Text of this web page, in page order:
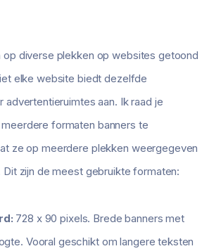
op diverse plekken op websites getoond
elke website biedt dezelfde
advertentieruimtes aan. Ik raad je
formaten banners te
ze op meerdere plekken weergegeven
Dit zijn de meest gebruikte formaten:
728 x 90 pixels. Brede banners met
Vooral geschikt om langere teksten